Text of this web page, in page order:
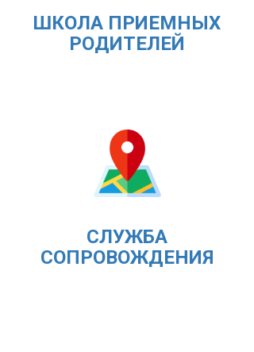
ШКОЛА ПРИЕМНЫХ
РОДИТЕЛЕЙ
СЛУЖБА
СОПРОВОЖДЕНИЯ